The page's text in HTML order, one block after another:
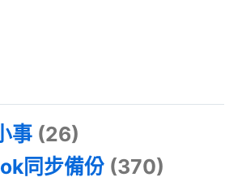
事 (26)
同步備份 (370)